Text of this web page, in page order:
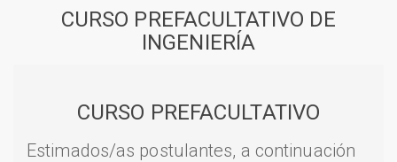
CURSO PREFACULTATIVO DE
INGENIERÍA
CURSO PREFACULTATIVO
Estimados/as postulantes, a continuación